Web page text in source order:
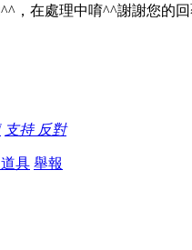
，在處理中唷^^謝謝您的
支持 反對
具 舉報